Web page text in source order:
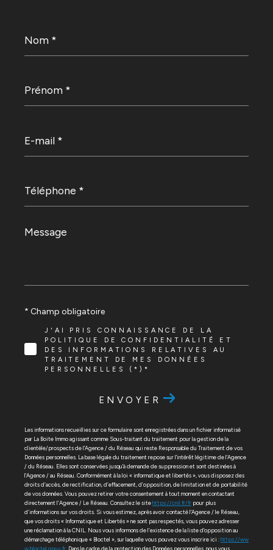
*
*
mail
*
*
Message
*
J'AI PRIS CONNAISSANCE DE LA
POLITIQUE DE CONFIDENTIALITÉ ET
DES INFORMATIONS RELATIVES AU
TRAITEMENT DE MES DONNÉES
PERSONNELLES (*)*
* Champ obligatoire
ENVOYER
Les informations recueillies sur ce formulaire sont enregistrées dans un fichier informatisé
par La Boite Immo agissant comme Sous-traitant du traitement pour la gestion de la
clientèle/prospects de l'Agence / du Réseau qui reste Responsable du Traitement de vos
Données personnelles. La base légale du traitement repose sur l'intérêt légitime de l'Agence
/ du Réseau. Elles sont conservées jusqu'à demande de suppression et sont destinées à
l'Agence / au Réseau. Conformément à la loi « informatique et libertés », vous disposez des
droits d’accès, de rectification, d’effacement, d’opposition, de limitation et de portabilité
de vos données. Vous pouvez retirer votre consentement à tout moment en contactant
directement l’Agence / Le Réseau. Consultez le sitehttps://cnil.fr/fr pour plus
d’informations sur vos droits. Si vous estimez, après avoir contacté l'Agence / le Réseau,
que vos droits « Informatique et Libertés » ne sont pas respectés, vous pouvez adresser
une réclamation à la CNIL. Nous vous informons de l’existence de la liste d'opposition au
démarchage téléphonique « Bloctel », sur laquelle vous pouvez vous inscrire ici :https://ww
w.bloctel.gouv.fr . Dans le cadre de la protection des Données personnelles, nous vous